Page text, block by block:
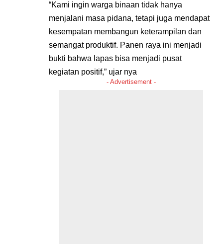
“Kami ingin warga binaan tidak hanya
menjalani masa pidana, tetapi juga mendapat
kesempatan membangun keterampilan dan
semangat produktif. Panen raya ini menjadi
bukti bahwa lapas bisa menjadi pusat
kegiatan positif,” ujar nya
- Advertisement -